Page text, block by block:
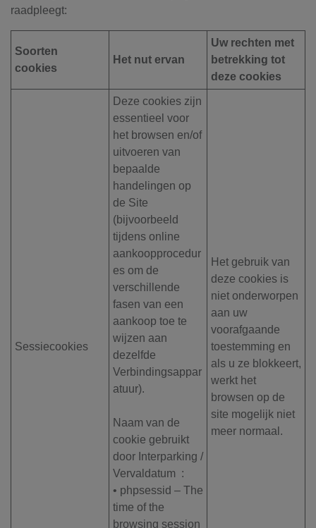
raadpleegt:
Soorten
cookies
Het nut ervan
Uw rechten met
betrekking tot
deze cookies
Sessiecookies
Deze cookies zijn
essentieel voor
het browsen en/of
uitvoeren van
bepaalde
handelingen op
de Site
(bijvoorbeeld
tijdens online
aankoopprocedur
es om de
verschillende
fasen van een
aankoop toe te
wijzen aan
dezelfde
Verbindingsappar
atuur).
Naam van de
cookie gebruikt
door Interparking /
Vervaldatum :
• phpsessid – The
time of the
browsing session
Het gebruik van
deze cookies is
niet onderworpen
aan uw
voorafgaande
toestemming en
als u ze blokkeert,
werkt het
browsen op de
site mogelijk niet
meer normaal.